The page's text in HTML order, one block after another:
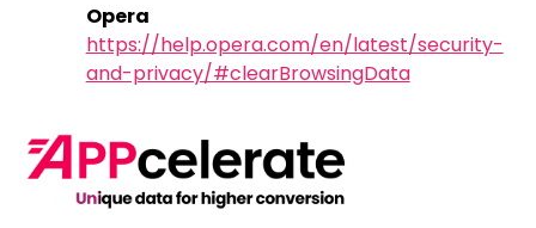
Opera
https://help.opera.com/en/latest/security-
and-privacy/#clearBrowsingData